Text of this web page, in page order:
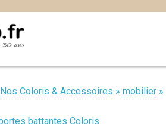
Nos Coloris & Accessoires » mobilier »